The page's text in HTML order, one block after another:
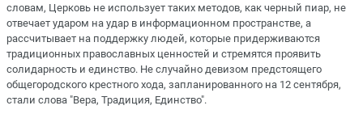
словам, Церковь не использует таких методов, как черный пиар, не
отвечает ударом на удар в информационном пространстве, а
рассчитывает на поддержку людей, которые придерживаются
традиционных православных ценностей и стремятся проявить
солидарность и единство. Не случайно девизом предстоящего
общегородского крестного хода, запланированного на 12 сентября,
стали слова "Вера, Традиция, Единство".